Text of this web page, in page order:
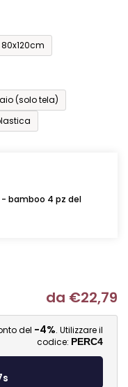
80x120cm
(solo tela)
bamboo 4 pz del
da €22,79
del -4%. Utilizzare il
codice: PERC4